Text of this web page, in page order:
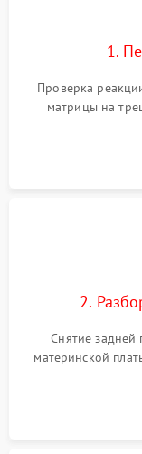
1.
Проверка
матрицы на
подсветки и
источников
2.
Снятие задней
материнской
Проверка